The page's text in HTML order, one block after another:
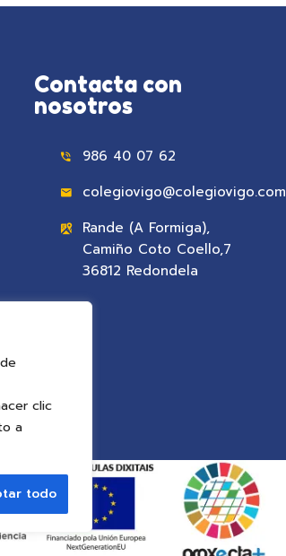
clic
a
todo
Contacta con
nosotros
986 40 07 62
colegiovigo@colegiovigo.com
Rande (A Formiga),
Camiño Coto Coello,7
36812 Redondela